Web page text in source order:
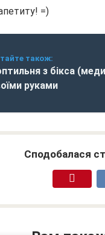
=)
також:
з бікса
руками
Сподобалася